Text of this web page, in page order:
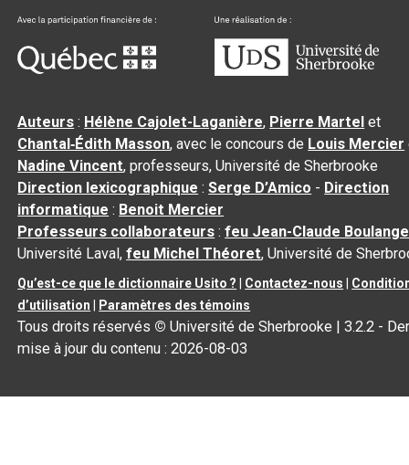
Auteurs : Hélène Cajolet-Laganière, Pierre Martel et
Chantal‑Édith Masson, avec le concours de Louis Mercier
Nadine Vincent, professeurs, Université de Sherbrooke
Direction lexicographique :Serge D’Amico - Direction
informatique : Benoit Mercier
Professeurs collaborateurs :feu Jean-Claude
Université Laval,feu Michel Théoret, Université de
Qu’est-ce que le dictionnaire Usito ? Contactez-nous
d’utilisation
Paramètres des témoins
Tous droits réservés © Université de Sherbrooke |3.2.2 -
mise à jour du contenu :2026-08-03